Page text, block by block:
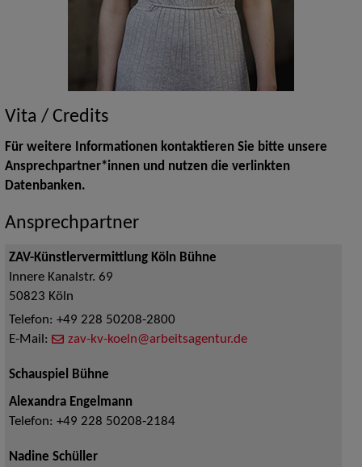
Vita / Credits
Für weitere Informationen kontaktieren Sie bitte unsere
Ansprechpartner*innen und nutzen die verlinkten
Datenbanken.
Ansprechpartner
ZAV-Künstlervermittlung Köln Bühne
Innere Kanalstr. 69
50823 Köln
Telefon: +49 228 50208-2800
E-Mail:
zav-kv-koeln@arbeitsagentur.de
Schauspiel Bühne
Alexandra Engelmann
Telefon: +49 228 50208-2184
Nadine Schüller